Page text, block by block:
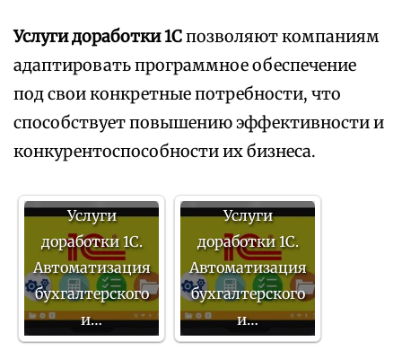
Услуги доработки 1Спозволяют компаниям
адаптировать программное обеспечение
под свои конкретные потребности, что
способствует повышению эффективности и
конкурентоспособности их бизнеса.
Услуги
доработки 1С.
Автоматизация
бухгалтерского
и…
Услуги
доработки 1С.
Автоматизация
бухгалтерского
и…